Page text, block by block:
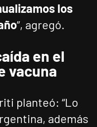
los
”, agregó.
en el
vacuna
planteó: “Lo
además